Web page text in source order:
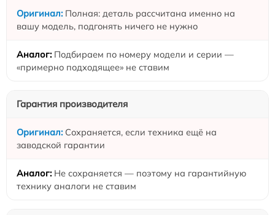
Полная: деталь рассчитана именно на
вашу модель, подгонять ничего не нужно
Подбираем по номеру модели и серии —
«примерно подходящее» не ставим
Гарантия производителя
Сохраняется, если техника ещё на
заводской гарантии
Не сохраняется — поэтому на гарантийную
технику аналоги не ставим